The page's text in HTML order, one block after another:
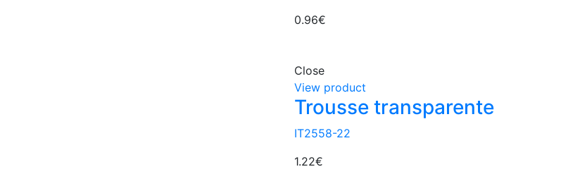
0.96€
Close
View product
Trousse transparente
IT2558-22
1.22€